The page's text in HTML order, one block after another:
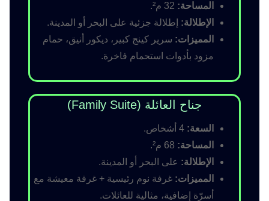
المساحة:
الإطلالة: إطلالة جزئية على البحر أو المدينة.
المميزات: سرير كينج كبير، ديكور أنيق، حمام
مزود بأدوات استحمام فاخرة.
جناح العائلة (Family Suite)
السعة:
المساحة:
الإطلالة: على البحر أو المدينة.
المميزات: غرفة نوم رئيسية + غرفة معيشة مع
أسرّة إضافية، مثالية للعائلات.